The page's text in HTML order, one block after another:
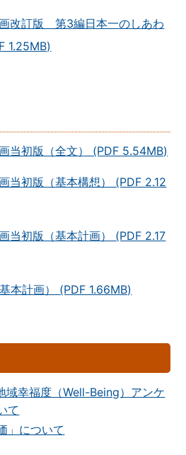
改訂版 第3編日本一のしあわ
1.25MB)
当初版（全文） (PDF 5.54MB)
当初版（基本構想） (PDF 2.12
当初版（基本計画） (PDF 2.17
本計画） (PDF 1.66MB)
域幸福度（Well-Being）アンケ
て
」について